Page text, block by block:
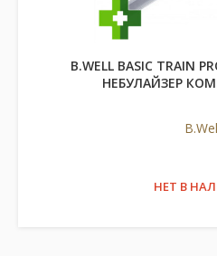
B.WELL BASIC TRAIN
НЕБУЛАЙЗЕР
НЕТ В